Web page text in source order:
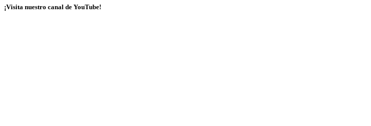
¡Visita nuestro canal de YouTube!